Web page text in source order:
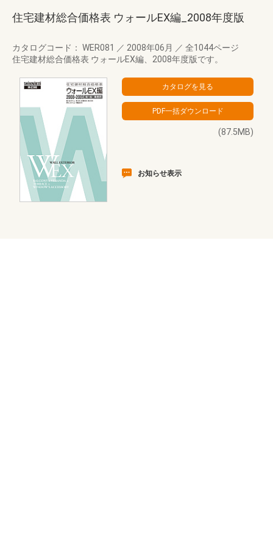
住宅建材総合価格表 ウォールEX編_2008年度版
カタログコード： WER081 ／ 2008年06月 ／ 全1044ページ
住宅建材総合価格表 ウォールEX編、2008年度版です。
(87.5MB)
お知らせ表示